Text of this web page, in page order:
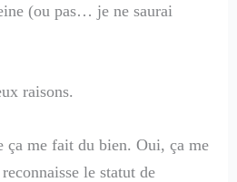
(ou pas… je ne saurai
raisons.
ça me fait du bien. Oui, ça me
le statut de